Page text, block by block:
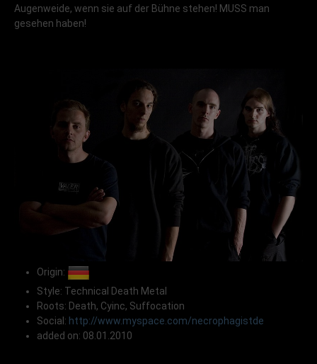
Augenweide, wenn sie auf der Bühne stehen! MUSS man
gesehen haben!
Origin:
Style: Technical Death Metal
Roots: Death, Cyinc, Suffocation
Social: http://www.myspace.com/necrophagistde
added on: 08.01.2010